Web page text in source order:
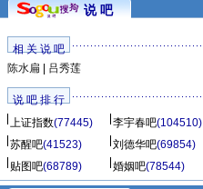
说 吧
相 关 说 吧
陈水扁
吕秀莲
说 吧 排 行
上证指数(77445) 李宇春吧(104510)
苏醒吧(41523) 刘德华吧(69854)
贴图吧(68789) 婚姻吧(78544)